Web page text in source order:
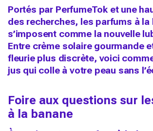
Portés par PerfumeTok et une
des recherches, les parfums à la
s’imposent comme la nouvelle
Entre crème solaire gourmande
fleurie plus discrète, voici
jus qui colle à votre peau sans
Foire aux questions sur
à la banane